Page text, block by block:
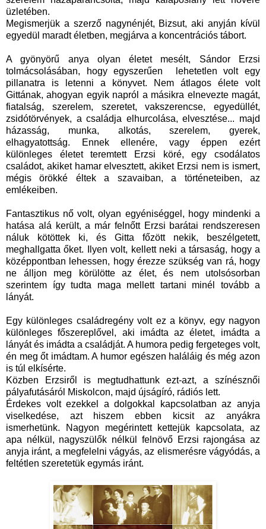
üzletében.
Megismerjük a szerző nagynénjét, Bizsut, aki anyján kívül
egyedül maradt életben, megjárva a koncentrációs tábort.
A gyönyörű anya olyan életet mesélt, Sándor Erzsi
tolmácsolásában, hogy egyszerűen lehetetlen volt egy
pillanatra is letenni a könyvet. Nem átlagos élete volt
Gittának, ahogyan egyik napról a másikra elnevezte magát,
fiatalság, szerelem, szeretet, vakszerencse, egyedüllét,
zsidótörvények, a családja elhurcolása, elvesztése... majd
házasság, munka, alkotás, szerelem, gyerek,
elhagyatottság. Ennek ellenére, vagy éppen ezért
különleges életet teremtett Erzsi köré, egy csodálatos
családot, akiket hamar elvesztett, akiket Erzsi nem is ismert,
mégis örökké éltek a szavaiban, a történeteiben, az
emlékeiben.
Fantasztikus nő volt, olyan egyéniséggel, hogy mindenki a
hatása alá került, a már felnőtt Erzsi barátai rendszeresen
náluk kötöttek ki, és Gitta főzött nekik, beszélgetett,
meghallgatta őket. Ilyen volt, kellett neki a társaság, hogy a
középpontban lehessen, hogy érezze szükség van rá, hogy
ne álljon meg körülötte az élet, és nem utolsósorban
szerintem így tudta maga mellett tartani minél tovább a
lányát.
Egy különleges családregény volt ez a könyv, egy nagyon
különleges főszereplővel, aki imádta az életet, imádta a
lányát és imádta a családját. A humora pedig fergeteges volt,
én meg őt imádtam. A humor egészen haláláig és még azon
is túl elkísérte.
Közben Erzsiről is megtudhattunk ezt-azt, a színésznői
pályafutásáról Miskolcon, majd újságíró, rádiós lett.
Érdekes volt ezekkel a dolgokkal kapcsolatban az anyja
viselkedése, azt hiszem ebben kicsit az anyákra
ismerhetünk. Nagyon megérintett kettejük kapcsolata, az
apa nélkül, nagyszülők nélkül felnövő Erzsi rajongása az
anyja iránt, a megfelelni vágyás, az elismerésre vágyódás, a
feltétlen szeretetük egymás iránt.